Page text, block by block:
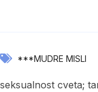
***MUDRE MISLI